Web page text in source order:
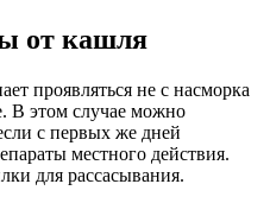
от кашля
проявляться не с насморка
В этом случае можно
с первых же дней
местного действия.
для рассасывания.